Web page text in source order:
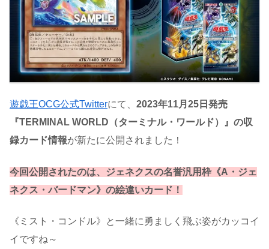
遊戯王OCG公式Twitterにて、 2023年11月25日発売
『TERMINAL WORLD（ターミナル・ワールド）』の収
録カード情報が新たに公開されました！
今回公開されたのは、ジェネクスの名誉汎用枠《A・ジェ
ネクス・バードマン》の絵違いカード！
《ミスト・コンドル》と一緒に勇ましく飛ぶ姿がカッコイ
イですね～